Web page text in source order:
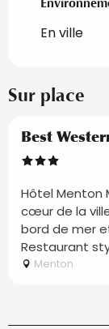
En ville
Sur place
Best
Hôtel Menton
cœur de la
bord de mer
Restaurant
Menton